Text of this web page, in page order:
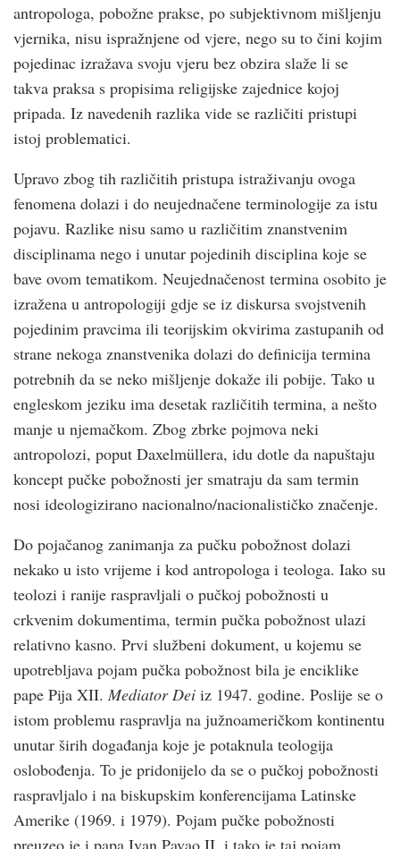
antropologa, pobožne prakse, po subjektivnom mišljenju
vjernika, nisu ispražnjene od vjere, nego su to čini kojim
pojedinac izražava svoju vjeru bez obzira slaže li se
takva praksa s propisima religijske zajednice kojoj
pripada. Iz navedenih razlika vide se različiti pristupi
istoj problematici.
Upravo zbog tih različitih pristupa istraživanju ovoga
fenomena dolazi i do neujednačene terminologije za istu
pojavu. Razlike nisu samo u različitim znanstvenim
disciplinama nego i unutar pojedinih disciplina koje se
bave ovom tematikom. Neujednačenost termina osobito je
izražena u antropologiji gdje se iz diskursa svojstvenih
pojedinim pravcima ili teorijskim okvirima zastupanih od
strane nekoga znanstvenika dolazi do definicija termina
potrebnih da se neko mišljenje dokaže ili pobije. Tako u
engleskom jeziku ima desetak različitih termina, a nešto
manje u njemačkom. Zbog zbrke pojmova neki
antropolozi, poput Daxelmüllera, idu dotle da napuštaju
koncept pučke pobožnosti jer smatraju da sam termin
nosi ideologizirano nacionalno/nacionalističko značenje.
Do pojačanog zanimanja za pučku pobožnost dolazi
nekako u isto vrijeme i kod antropologa i teologa. Iako su
teolozi i ranije raspravljali o pučkoj pobožnosti u
crkvenim dokumentima, termin pučka pobožnost ulazi
relativno kasno. Prvi službeni dokument, u kojemu se
upotrebljava pojam pučka pobožnost bila je enciklike
pape Pija XII. Mediator Dei iz 1947. godine. Poslije se o
istom problemu raspravlja na južnoameričkom kontinentu
unutar širih događanja koje je potaknula teologija
oslobođenja. To je pridonijelo da se o pučkoj pobožnosti
raspravljalo i na biskupskim konferencijama Latinske
Amerike (1969. i 1979). Pojam pučke pobožnosti
preuzeo je i papa Ivan Pavao II. i tako je taj pojam